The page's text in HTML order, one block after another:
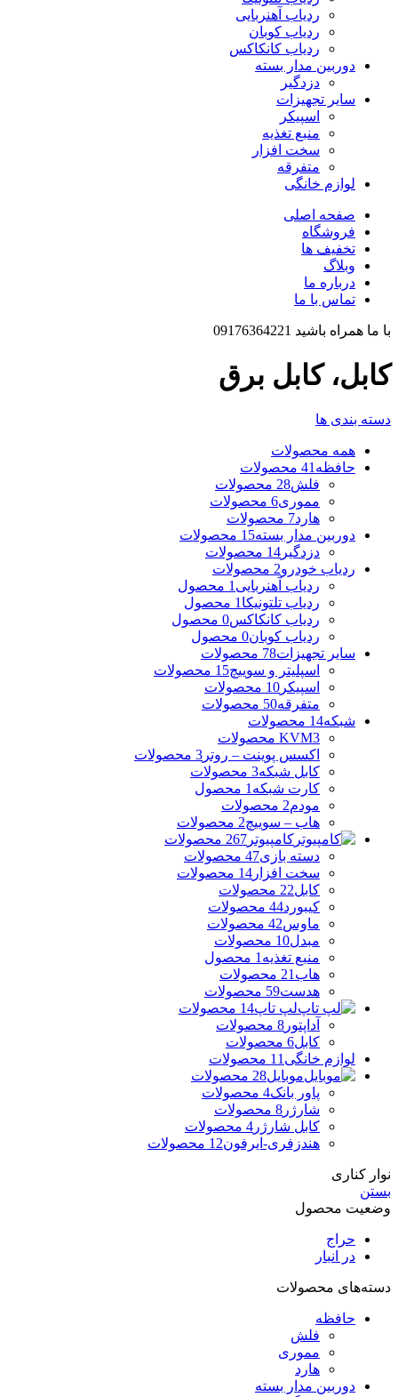
ردیاب آهنربایی
ردیاب کوبان
ردیاب کانکاکس
دوربین مدار بسته
دزدگیر
سایر تجهیزات
اسپیکر
منبع تغذیه
سخت افزار
متفرقه
لوازم خانگی
صفحه اصلی
فروشگاه
تخفیف ها
وبلاگ
درباره ما
تماس با ما
با ما همراه باشید 09176364221
کابل، کابل برق
دسته بندی ها
همه محصولات
حافظه 41 محصولات
فلش28 محصولات
مموری6 محصولات
هارد7 محصولات
دوربین مدار بسته15 محصولات
دزدگیر 14 محصولات
ردیاب خودرو2 محصولات
ردیاب آهنربایی 1 محصول
ردیاب تلتونیکا 1 محصول
ردیاب کانکاکس0 محصول
ردیاب کوبان0 محصول
سایر تجهیزات78 محصولات
اسپلیتر و سوییچ15 محصولات
اسپیکر 10 محصولات
متفرقه50 محصولات
شبکه14 محصولات
KVM3 محصولات
اکسس پوینت – روتر 3 محصولات
کابل شبکه3 محصولات
کارت شبکه 1 محصول
مودم2 محصولات
هاب – سوییچ2 محصولات
کامپیوتر 267 محصولات
دسته بازی47 محصولات
سخت افزار 14 محصولات
کابل22 محصولات
کیبورد44 محصولات
ماوس42 محصولات
مبدل10 محصولات
منبع تغذیه 1 محصول
هاب 21 محصولات
هدست59 محصولات
لپ تاپ14 محصولات
آداپتور 8 محصولات
کابل6 محصولات
لوازم خانگی 11 محصولات
موبایل28 محصولات
پاور بانک4 محصولات
شارژر 8 محصولات
کابل شارژر 4 محصولات
هندزفری-ایرفون12 محصولات
نوار کناری
بستن
وضعیت محصول
حراج
در انبار
دسته‌های محصولات
حافظه
فلش
مموری
هارد
دوربین مدار بسته